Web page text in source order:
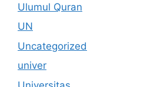
Ulumul Quran
UN
Uncategorized
univer